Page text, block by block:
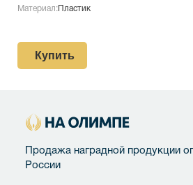
Материал: Пластик
Купить
Продажа наградной продукции
России